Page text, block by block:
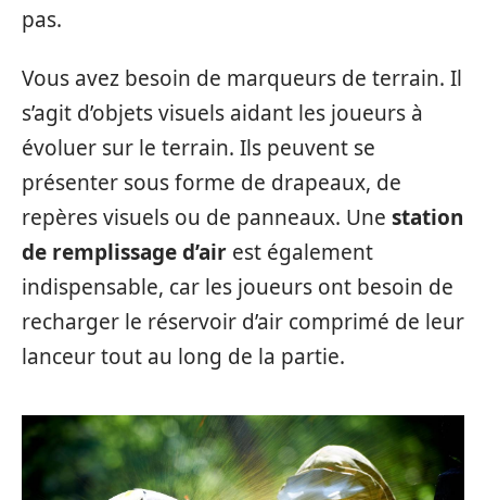
pas.
Vous avez besoin de marqueurs de terrain. Il
s’agit d’objets visuels aidant les joueurs à
évoluer sur le terrain. Ils peuvent se
présenter sous forme de drapeaux, de
repères visuels ou de panneaux. Une station
de remplissage d’air est également
indispensable, car les joueurs ont besoin de
recharger le réservoir d’air comprimé de leur
lanceur tout au long de la partie.